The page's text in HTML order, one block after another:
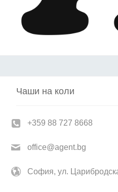
Чаши на коли
+359 88 727 8668
office@agent.bg
София, ул.